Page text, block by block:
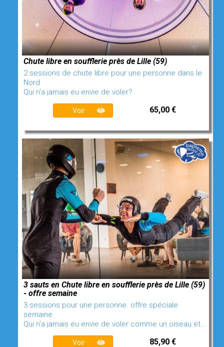
Chute libre en soufflerie près de Lille (59)
2 sessions de chute libre pour une personne dans le
Nord
Qui n'a jamais eu envie de voler?
Voir 65,00 €
3 sauts en Chute libre en soufflerie près de Lille (59)
- offre semaine
3 sessions pour une personne. offre spéciale
semaine
Qui n'a jamais eu envie de voler comme un oiseau et...
Voir 85,90 €